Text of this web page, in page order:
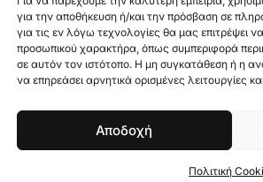
για την αποθήκευση ή/και την πρόσβαση σε
για τις εν λόγω τεχνολογίες θα μας επιτρέψει
προσωπικού χαρακτήρα, όπως συμπεριφορά
σε αυτόν τον ιστότοπο. Η μη συγκατάθεση ή η
να επηρεάσει αρνητικά ορισμένες λειτουργίες
Αποδοχή
Πολιτική